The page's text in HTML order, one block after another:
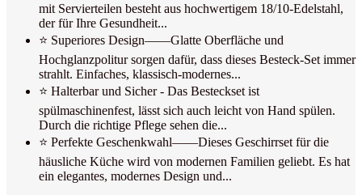
mit Servierteilen besteht aus hochwertigem 18/10-Edelstahl,
der für Ihre Gesundheit...
⭐ Superiores Design——Glatte Oberfläche und
Hochglanzpolitur sorgen dafür, dass dieses Besteck-Set immer
strahlt. Einfaches, klassisch-modernes...
⭐ Halterbar und Sicher - Das Besteckset ist
spülmaschinenfest, lässt sich auch leicht von Hand spülen.
Durch die richtige Pflege sehen die...
⭐ Perfekte Geschenkwahl——Dieses Geschirrset für die
häusliche Küche wird von modernen Familien geliebt. Es hat
ein elegantes, modernes Design und...